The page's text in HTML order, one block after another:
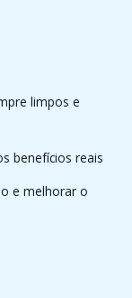
limpos e
benefícios reais
e melhorar o